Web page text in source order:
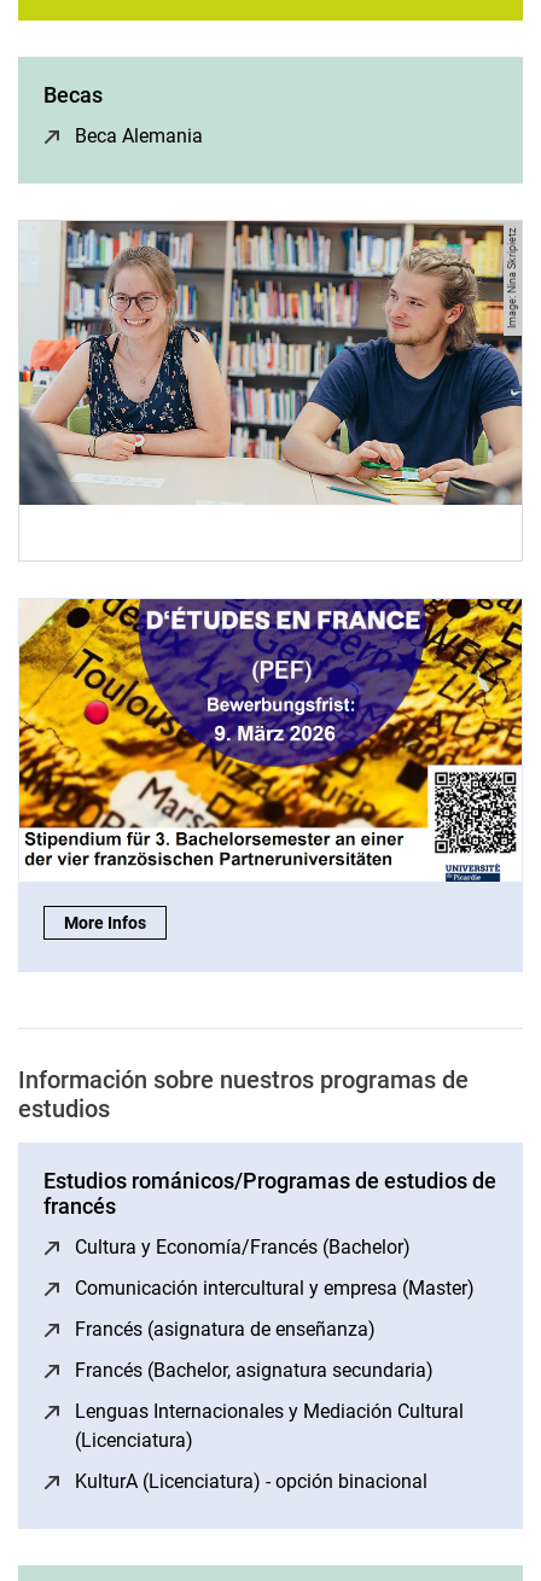
Becas
Beca Alemania
Image: Nina Skripietz
Beca del DAAD para Francia:
More Infos
Información sobre nuestros programas de
estudios
Estudios románicos/Programas de estudios de
francés
Cultura y Economía/Francés (Bachelor)
Comunicación intercultural y empresa (Master)
Francés (asignatura de enseñanza)
Francés (Bachelor, asignatura secundaria)
Lenguas Internacionales y Mediación Cultural
(Licenciatura)
KulturA (Licenciatura) - opción binacional